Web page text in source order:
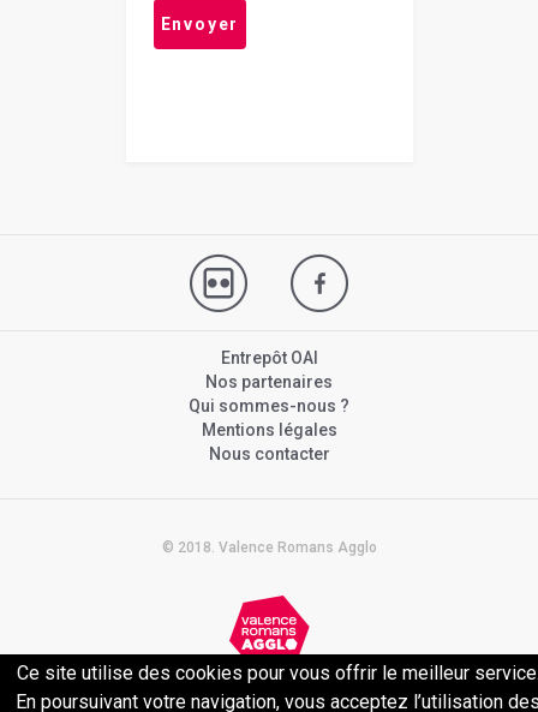
Entrepôt OAI
Nos partenaires
Qui sommes-nous ?
Mentions légales
Nous contacter
© 2018. Valence Romans Agglo
Politique de confidentialité
Ce site utilise des cookies pour vous offrir le meilleur
En poursuivant votre navigation, vous acceptez l’utilisation